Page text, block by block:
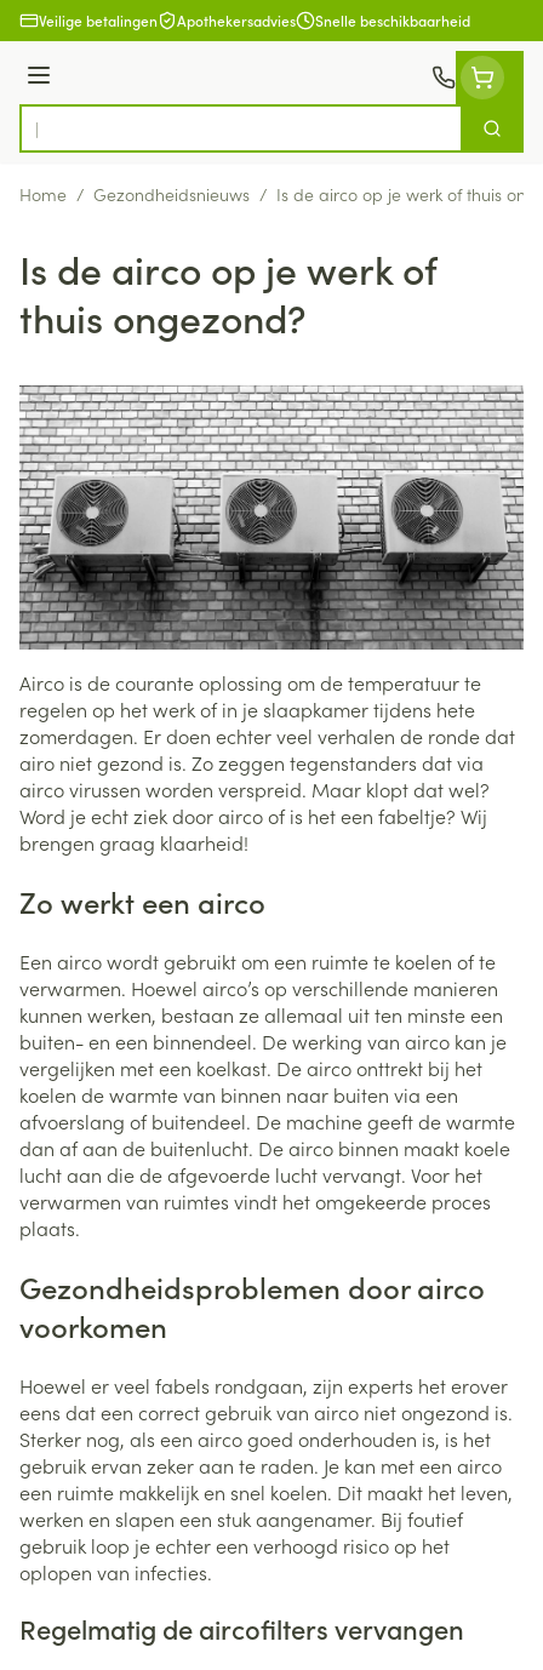
Ga naar de inhoud
Veilige betalingen Apothekersadvies Snelle beschikbaarheid
Menu
Product, merk, categorie...
Zoek
Home / Gezondheidsnieuws / Is de airco op je werk of thuis
Is de airco op je werk of
thuis ongezond?
Airco is de courante oplossing om de temperatuur te
regelen op het werk of in je slaapkamer tijdens hete
zomerdagen. Er doen echter veel verhalen de ronde dat
airo niet gezond is. Zo zeggen tegenstanders dat via
airco virussen worden verspreid. Maar klopt dat wel?
Word je echt ziek door airco of is het een fabeltje? Wij
brengen graag klaarheid!
Zo werkt een airco
Een airco wordt gebruikt om een ruimte te koelen of te
verwarmen. Hoewel airco’s op verschillende manieren
kunnen werken, bestaan ze allemaal uit ten minste een
buiten- en een binnendeel. De werking van airco kan je
vergelijken met een koelkast. De airco onttrekt bij het
koelen de warmte van binnen naar buiten via een
afvoerslang of buitendeel. De machine geeft de warmte
dan af aan de buitenlucht. De airco binnen maakt koele
lucht aan die de afgevoerde lucht vervangt. Voor het
verwarmen van ruimtes vindt het omgekeerde proces
plaats.
Gezondheidsproblemen door airco
voorkomen
Hoewel er veel fabels rondgaan, zijn experts het erover
eens dat een correct gebruik van airco niet ongezond is.
Sterker nog, als een airco goed onderhouden is, is het
gebruik ervan zeker aan te raden. Je kan met een airco
een ruimte makkelijk en snel koelen. Dit maakt het leven,
werken en slapen een stuk aangenamer. Bij foutief
gebruik loop je echter een verhoogd risico op het
oplopen van infecties.
Regelmatig de aircofilters vervangen